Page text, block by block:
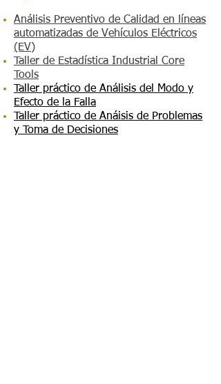
Análisis Preventivo de Calidad en líneas
automatizadas de Vehículos Eléctricos
(EV)
Taller de Estadística Industrial Core
Tools
Taller práctico de Análisis del Modo y
Efecto de la Falla
Taller práctico de Anáisis de Problemas
y Toma de Decisiones